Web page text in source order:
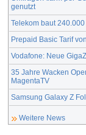
genutzt
Telekom baut
Prepaid Basic Tarif
Vodafone: Neue
35 Jahre Wacken
MagentaTV
Samsung Galaxy Z
Weitere News